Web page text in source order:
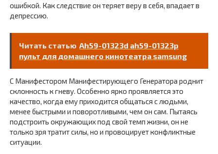
ошибкой. Как следствие он теряет веру в себя, впадает в
депрессию.
Читать статью Ah59-01323d ah59-01323p
пульт для домашнего кинотеатра samsung
С Манифестором Манифестирующего Генератора роднит
склонность к гневу. Особенно ярко проявляется это
качество, когда ему приходится общаться с людьми,
менее быстрыми и поворотливыми, чем он сам. Пытаясь
подстроить окружающих под свой темп жизни, он не
только зря тратит силы, но и провоцирует конфликтные
ситуации.